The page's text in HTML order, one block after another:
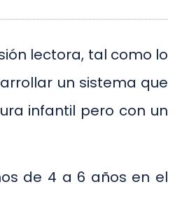
lectora, tal como lo
un sistema que
infantil pero con un
de 4 a 6 años en el